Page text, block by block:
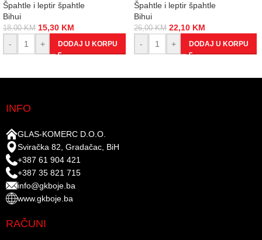
Špahtle i leptir špahtle
Bihui
18,00KM 15,30 KM
-
+ DODAJ U KORPU
Špahtle i leptir špahtle
Bihui
26,00KM 22,10 KM
-
+ DODAJ U KORPU
INFO
GLAS-KOMERC D.O.O.
Sviračka 82, Gradačac, BiH
+387 61 904 421
+387 35 821 715
info@gkboje.ba
www.gkboje.ba
RAČUNI